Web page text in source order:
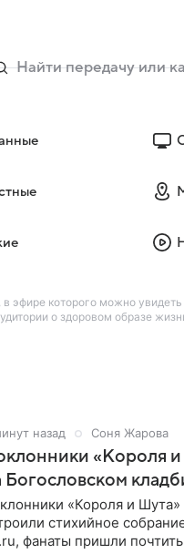
эфире которого можно
о здоровом образе
назад Соня Жарова
«Короля
Богословском
«Короля и
стихийное
фанаты пришли